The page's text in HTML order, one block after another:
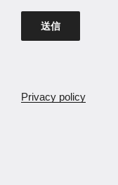
Privacy policy